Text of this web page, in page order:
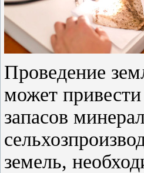
Проведение
может
запасов
земель,